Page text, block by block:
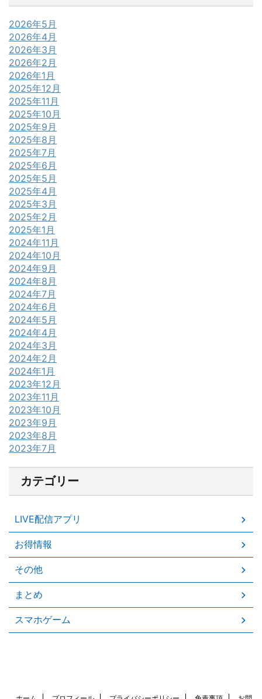
2026年5月
2026年4月
2026年3月
2026年2月
2026年1月
2025年12月
2025年11月
2025年10月
2025年9月
2025年8月
2025年7月
2025年6月
2025年5月
2025年4月
2025年3月
2025年2月
2025年1月
2024年11月
2024年10月
2024年9月
2024年8月
2024年7月
2024年6月
2024年5月
2024年4月
2024年3月
2024年2月
2024年1月
2023年12月
2023年11月
2023年10月
2023年9月
2023年8月
2023年7月
カテゴリー
LIVE配信アプリ
お得情報
その他
まとめ
スマホゲーム